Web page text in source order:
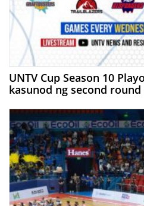
UNTV Cup Season 10
kasunod ng second